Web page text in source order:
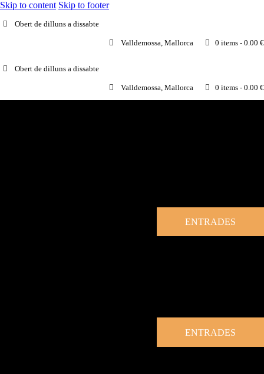
Skip to content Skip to footer
Obert de dilluns a dissabte
Valldemossa, Mallorca 0 items - 0.00 €
Obert de dilluns a dissabte
Valldemossa, Mallorca 0 items - 0.00 €
ENTRADES
ENTRADES